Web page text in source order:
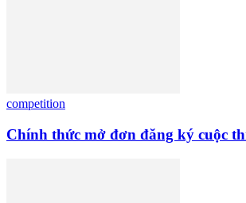
competition
Chính thức mở đơn đăng ký cuộc